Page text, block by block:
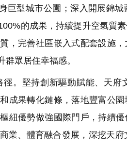
巨型城市公園；深入開展錦
的成果，持續提升空氣質
，完善社區嵌入式配套設施
眾居住幸福感。
。堅持創新驅動賦能、天府
成果轉化鏈條，落地豐富公
紐優勢做強國際門戶，持續優
業、體育融合發展，深挖天